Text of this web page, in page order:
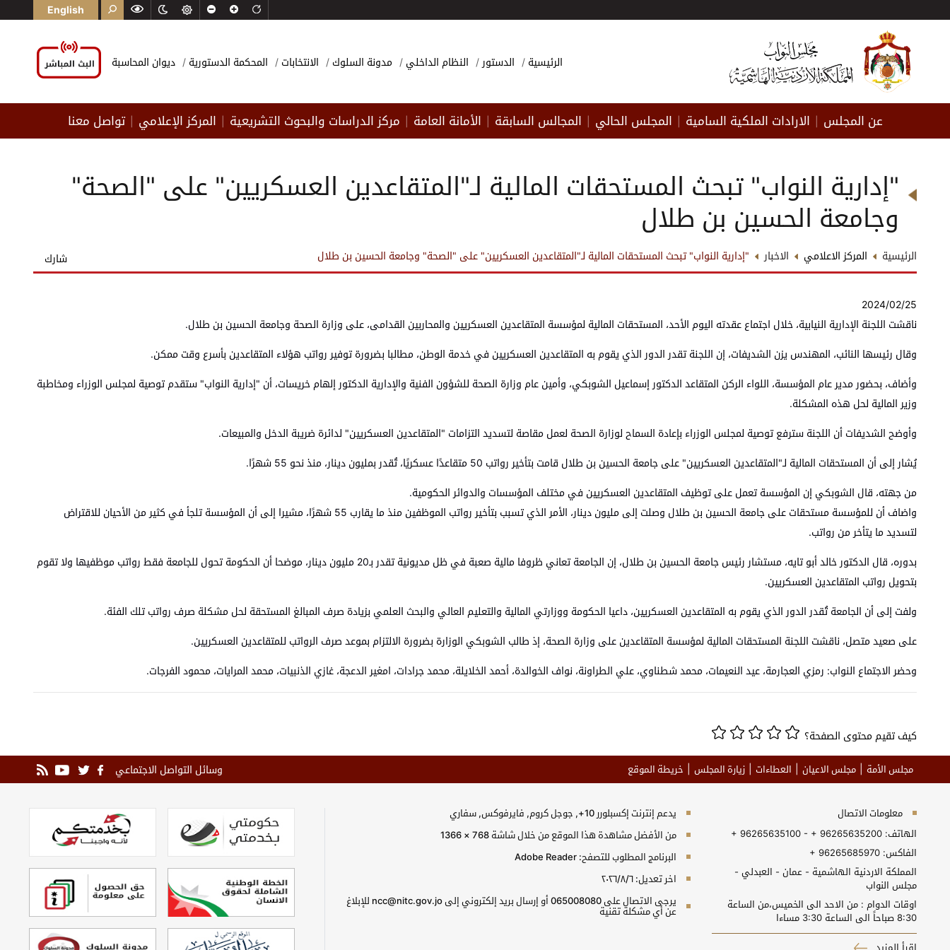
English
الرئيسية الدستور النظام الداخلي مدونة السلوك الانتخابات المحكمة الدستورية ديوان المحاسبة
عن المجلس الارادات الملكية السامية المجلس الحالي المجالس السابقة الأمانة العامة مركز الدراسات والبحوث التشريعية المركز الإعلامي تواصل معنا
"إدارية النواب" تبحث المستحقات المالية لـ"المتقاعدين العسكريين" على "الصحة"
وجامعة الحسين بن طلال
الرئيسية المركز الاعلامي الاخبار "إدارية النواب" تبحث المستحقات المالية لـ"المتقاعدين العسكريين" على "الصحة" وجامعة الحسين بن طلال شارك
2024/02/25
ناقشت اللجنة الإدارية النيابية، خلال اجتماع عقدته اليوم الأحد، المستحقات المالية لمؤسسة المتقاعدين العسكريين والمحاربين القدامى، على وزارة الصحة وجامعة الحسين بن طلال.
وقال رئيسها النائب، المهندس يزن الشديفات، إن اللجنة تقدر الدور الذي يقوم به المتقاعدين العسكريين في خدمة الوطن، مطالبا بضرورة توفير رواتب هؤلاء المتقاعدين بأسرع وقت ممكن.
وأضاف، بحضور مدير عام المؤسسة، اللواء الركن المتقاعد الدكتور إسماعيل الشوبكي، وأمين عام وزارة الصحة للشؤون الفنية والإدارية الدكتور إلهام خريسات، أن "إدارية النواب" ستقدم توصية لمجلس الوزراء ومخاطبة
وزير المالية لحل هذه المشكلة.
وأوضح الشديفات أن اللجنة سترفع توصية لمجلس الوزراء بإعادة السماح لوزارة الصحة لعمل مقاصة لتسديد التزامات "المتقاعدين العسكريين" لدائرة ضريبة الدخل والمبيعات.
يُشار إلى أن المستحقات المالية لـ"المتقاعدين العسكريين" على جامعة الحسين بن طلال قامت بتأخير رواتب 50 متقاعدًا عسكريًا، تُقدر بمليون دينار، منذ نحو 55 شهرًا.
من جهته، قال الشوبكي إن المؤسسة تعمل على توظيف المتقاعدين العسكريين في مختلف المؤسسات والدوائر الحكومية.
واضاف أن للمؤسسة مستحقات على جامعة الحسين بن طلال وصلت إلى مليون دينار، الأمر الذي تسبب بتأخير رواتب الموظفين منذ ما يقارب 55 شهرًا، مشيرا إلى أن المؤسسة تلجأ في كثير من الأحيان للاقتراض
لتسديد ما يتأخر من رواتب.
بدوره، قال الدكتور خالد أبو تايه، مستشار رئيس جامعة الحسين بن طلال، إن الجامعة تعاني ظروفا مالية صعبة في ظل مديونية تقدر بـ20 مليون دينار، موضحا أن الحكومة تحول للجامعة فقط رواتب موظفيها ولا تقوم
بتحويل رواتب المتقاعدين العسكريين.
ولفت إلى أن الجامعة تُقدر الدور الذي يقوم به المتقاعدين العسكريين، داعيا الحكومة ووزارتي المالية والتعليم العالي والبحث العلمي بزيادة صرف المبالغ المستحقة لحل مشكلة صرف رواتب تلك الفئة.
على صعيد متصل، ناقشت اللجنة المستحقات المالية لمؤسسة المتقاعدين على وزارة الصحة، إذ طالب الشوبكي الوزارة بضرورة الالتزام بموعد صرف الرواتب للمتقاعدين العسكريين.
وحضر الاجتماع النواب: رمزي العجارمة، عيد النعيمات، محمد شطناوي، علي الطراونة، نواف الخوالدة، أحمد الخلايلة، محمد جرادات، امغير الدعجة، غازي الذنبيات، محمد المرايات، محمود الفرجات.
كيف تقيم محتوى الصفحة؟
مجلس الأمة مجلس الاعيان العطاءات زيارة المجلس خريطة الموقع وسائل التواصل الاجتماعي
معلومات الاتصال
الهاتف: + 96265635100 - + 96265635200
الفاكس: + 96265685970
المملكة الاردنية الهاشمية - عمان - العبدلي -
مجلس النواب
اوقات الدوام : من الاحد الى الخميس،من الساعة
8:30 صباحاً الى الساعة 3:30 مساءا
اقرأ المزيد
يدعم إنترنت إكسبلورر 10+, جوجل كروم, فايرفوكس, سفاري
من الأفضل مشاهدة هذا الموقع من خلال شاشة 768 × 1366
البرنامج المطلوب للتصفح: Adobe Reader
اخر تعديل: ٢٠٢٦/٨/٦
يرجى الاتصال على 065008080 أو إرسال بريد إلكتروني إلى ncc@nitc.gov.jo للإبلاغ
عن أي مشكلة تقنية